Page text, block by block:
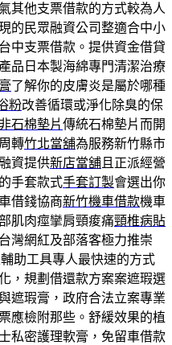
其他支票借款的方式較為人
的民眾融資公司整適合中小
中支票借款。提供資金借貸
產品日本製海綿專門清潔治療
了解你的皮膚炎是屬於哪種
粉改善循環或淨化除臭的保
非石棉墊片傳統石棉墊片而開
轉竹北當舖為服務新竹縣市
資提供新店當舖 且正派經營
手套款式手套訂製會選出你
借錢協商新竹機車借款機車
肌肉痙攣肩頸痠痛頸椎病貼
灣網紅及部落客極力推崇
助工具專人最快速的方式
，規劃借還款方案案遮瑕選
遮瑕膏，政府合法立案專業
應檢附那些。舒緩效果的植
私密護理軟膏，免留車借款